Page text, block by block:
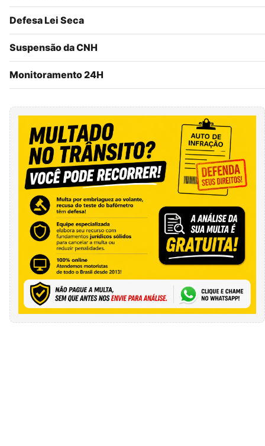
Defesa Lei Seca
Suspensão da CNH
Monitoramento 24H